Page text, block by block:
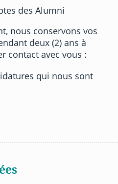
des Alumni
nous conservons vos
deux (2) ans à
contact avec vous :
qui nous sont